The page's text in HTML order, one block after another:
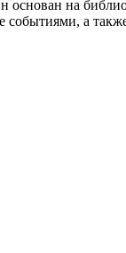
на
событиями, а